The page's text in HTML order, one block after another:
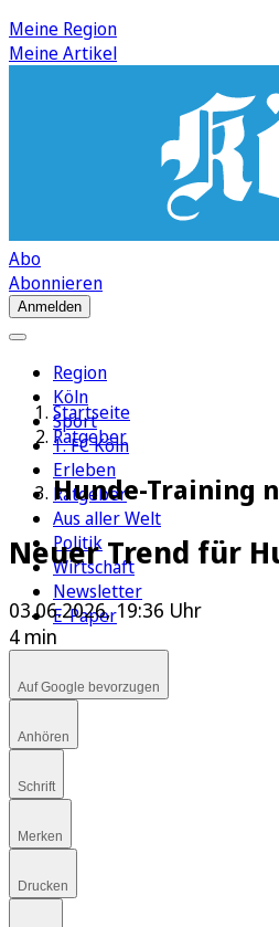
Meine Region
Meine Artikel
Abo
Abonnieren
Anmelden
Region
Köln
Sport
1. FC Köln
Erleben
Ratgeber
Aus aller Welt
Politik
Wirtschaft
Newsletter
E-Paper
Startseite
Ratgeber
Hunde-Training
Neuer Trend für
03.06.2026, 19:36 Uhr
4 min
Auf Google bevorzugen
Anhören
Schrift
Merken
Drucken